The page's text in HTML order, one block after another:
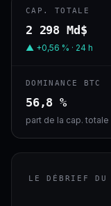
CAP. TOTALE
2 298 Md$
▲ +0,56 % · 24 h
DOMINANCE BTC
56,8 %
part de la cap. totale
LE DÉBRIEF DU